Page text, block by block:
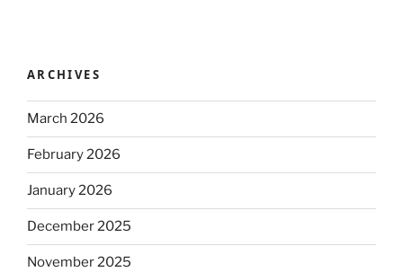
ARCHIVES
March 2026
February 2026
January 2026
December 2025
November 2025